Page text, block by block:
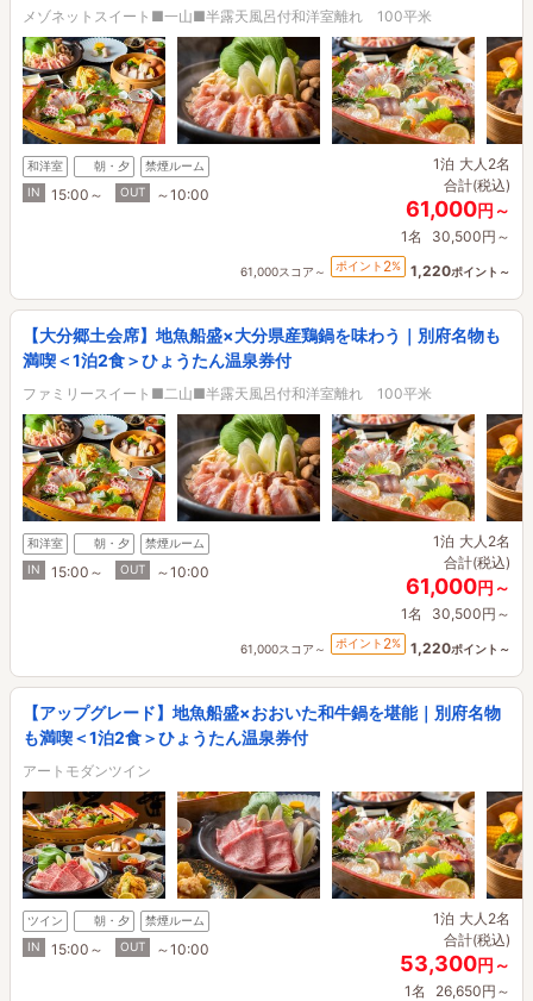
メゾネットスイート■一山■半露天風呂付和洋室離れ 100平米
和洋室 朝・夕
禁煙ルーム
IN
15:00～ OUT ～10:00
1泊 大人2名
合計(税込)
61,000円～
1名 30,500円～
61,000スコア～ ポイント 2% 1,220ポイント～
【大分郷土会席】地魚船盛×大分県産鶏鍋を味わう｜別府名物も
満喫＜1泊2食＞ひょうたん温泉券付
ファミリースイート■二山■半露天風呂付和洋室離れ 100平米
和洋室 朝・夕
禁煙ルーム
IN
15:00～ OUT ～10:00
1泊 大人2名
合計(税込)
61,000円～
1名 30,500円～
61,000スコア～ ポイント 2% 1,220ポイント～
【アップグレード】地魚船盛×おおいた和牛鍋を堪能｜別府名物
も満喫＜1泊2食＞ひょうたん温泉券付
アートモダンツイン
ツイン 朝・夕
禁煙ルーム
IN
15:00～ OUT ～10:00
1泊 大人2名
合計(税込)
53,300円～
1名 26,650円～